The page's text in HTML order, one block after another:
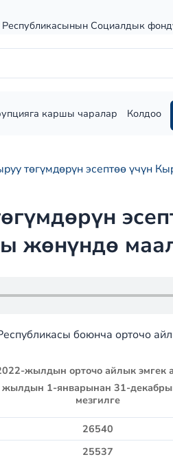
Социалдык
каршы чаралар Колдоо
төгүмдөрүн эсептөө үчүн
жөнүндө
боюнча орточо
2-жылдын орточо айлык эмгек
жылдын 1-январынан 31-
мезгилге
26540
25537